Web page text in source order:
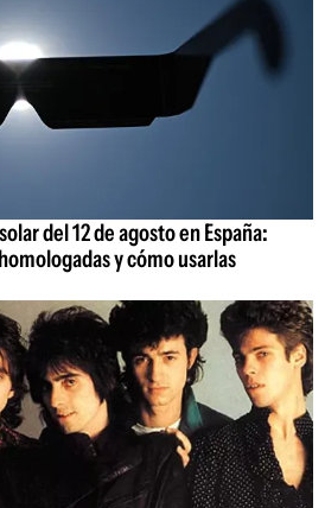
del 12 de agosto en España:
y cómo usarlas